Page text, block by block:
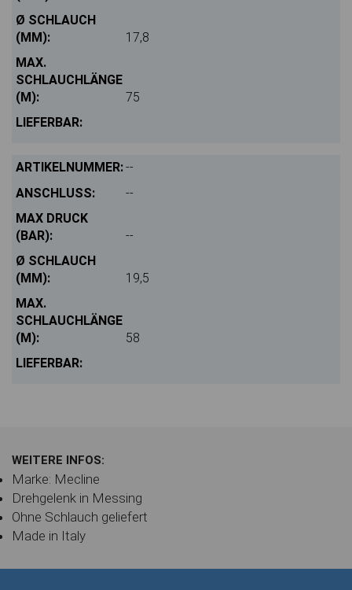
17,8
75
--
--
--
19,5
58
WEITERE INFOS:
Marke: Mecline
Drehgelenk in Messing
Ohne Schlauch geliefert
Made in Italy